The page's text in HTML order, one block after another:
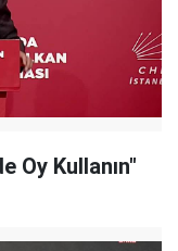
Oy Kullanın"